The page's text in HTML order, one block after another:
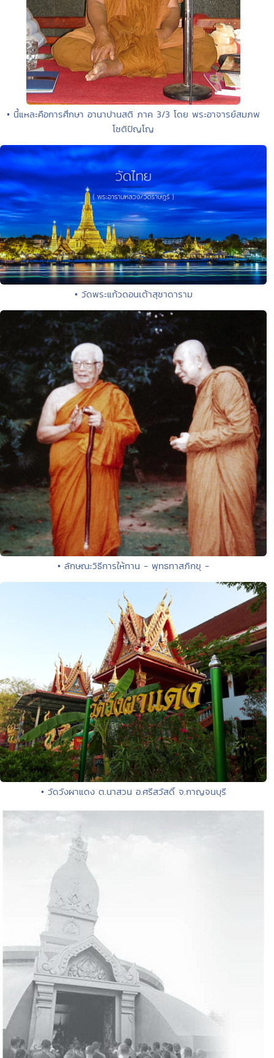
• นี้แหละคือการศึกษา อานาปานสติ ภาค 3/3 โดย พระอาจารย์สมภพ
โชติปัญโญ
• วัดพระแก้วดอนเต้าสุชาดาราม
• ลักษณะวิธีการให้ทาน - พุทธทาสภิกขุ -
• วัดวังผาแดง ต.นาสวน อ.ศรีสวัสดิ์ จ.กาญจนบุรี